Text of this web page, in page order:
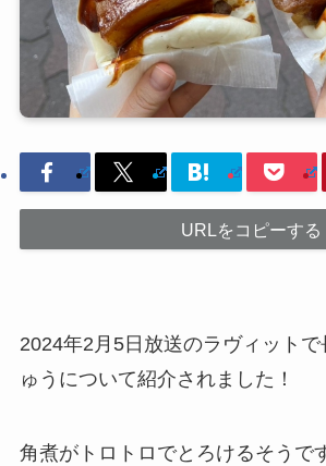
URLをコピーする
2024年2月5日放送のラヴィット
ゅうについて紹介されました！
角煮がトロトロでとろけるそうで